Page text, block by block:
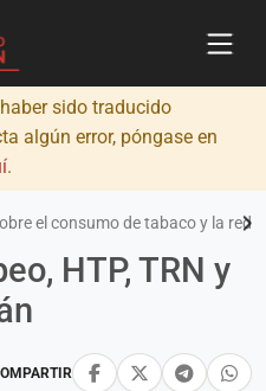
sido traducido
algún error, póngase en
.
el consumo de tabaco y la
HTP, TRN y